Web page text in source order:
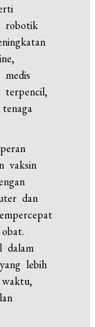
robotik
medis
terpencil,
vaksin
dan
dalam
lebih